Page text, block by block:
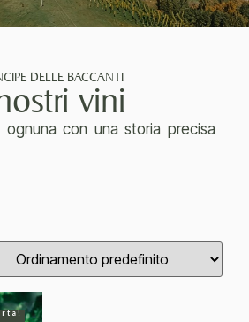
DELLE BACCANTI
vini
con una storia precisa